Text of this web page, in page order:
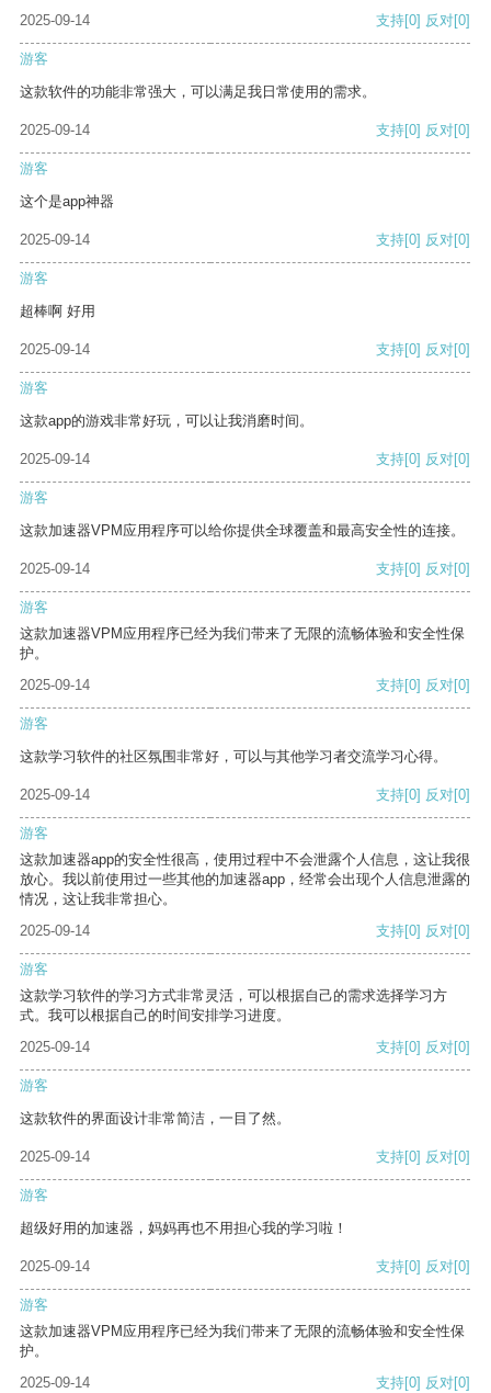
2025-09-14
支持[0] 反对[0]
游客
这款软件的功能非常强大，可以满足我日常使用的需求。
2025-09-14 支持[0] 反对[0]
游客
这个是app神器
2025-09-14 支持[0] 反对[0]
游客
超棒啊 好用
2025-09-14 支持[0] 反对[0]
游客
这款app的游戏非常好玩，可以让我消磨时间。
2025-09-14 支持[0] 反对[0]
游客
这款加速器VPM应用程序可以给你提供全球覆盖和最高安全性的连接。
2025-09-14 支持[0] 反对[0]
游客
这款加速器VPM应用程序已经为我们带来了无限的流畅体验和安全性保
护。
2025-09-14
支持[0] 反对[0]
游客
这款学习软件的社区氛围非常好，可以与其他学习者交流学习心得。
2025-09-14 支持[0] 反对[0]
游客
这款加速器app的安全性很高，使用过程中不会泄露个人信息，这让我很
放心。我以前使用过一些其他的加速器app，经常会出现个人信息泄露的
情况，这让我非常担心。
2025-09-14
支持[0] 反对[0]
游客
这款学习软件的学习方式非常灵活，可以根据自己的需求选择学习方
式。我可以根据自己的时间安排学习进度。
2025-09-14
支持[0] 反对[0]
游客
这款软件的界面设计非常简洁，一目了然。
2025-09-14 支持[0] 反对[0]
游客
超级好用的加速器，妈妈再也不用担心我的学习啦！
2025-09-14 支持[0] 反对[0]
游客
这款加速器VPM应用程序已经为我们带来了无限的流畅体验和安全性保
护。
2025-09-14
支持[0] 反对[0]